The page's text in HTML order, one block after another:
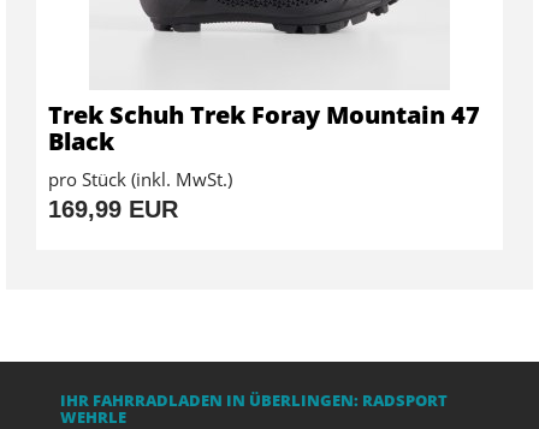
Trek Schuh Trek Foray Mountain 47
Black
pro Stück (inkl. MwSt.)
169,99 EUR
IHR FAHRRADLADEN IN ÜBERLINGEN: RADSPORT
WEHRLE